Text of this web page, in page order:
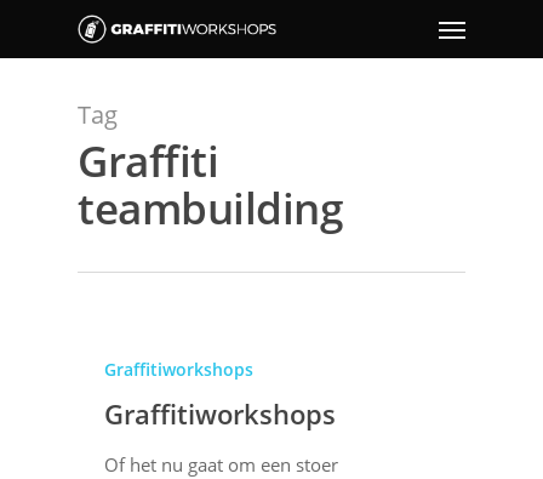
Tag
Graffiti
teambuilding
Graffitiworkshops
Graffitiworkshops
Of het nu gaat om een stoer